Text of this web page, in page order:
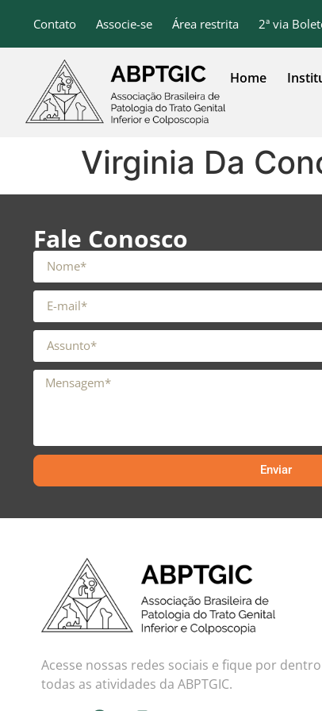
conteúdo
Contato Associe-se Área restrita 2ª via
Home
Virginia Da
Fale Conosco
Enviar
Acesse nossas redes sociais e fique por
todas as atividades da ABPTGIC.